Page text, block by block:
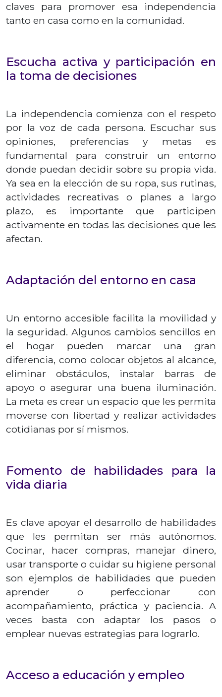
claves para promover esa independencia
tanto en casa como en la comunidad.
Escucha activa y participación en
la toma de decisiones
La independencia comienza con el respeto
por la voz de cada persona. Escuchar sus
opiniones, preferencias y metas es
fundamental para construir un entorno
donde puedan decidir sobre su propia vida.
Ya sea en la elección de su ropa, sus rutinas,
actividades recreativas o planes a largo
plazo, es importante que participen
activamente en todas las decisiones que les
afectan.
Adaptación del entorno en casa
Un entorno accesible facilita la movilidad y
la seguridad. Algunos cambios sencillos en
el hogar pueden marcar una gran
diferencia, como colocar objetos al alcance,
eliminar obstáculos, instalar barras de
apoyo o asegurar una buena iluminación.
La meta es crear un espacio que les permita
moverse con libertad y realizar actividades
cotidianas por sí mismos.
Fomento de habilidades para la
vida diaria
Es clave apoyar el desarrollo de habilidades
que les permitan ser más autónomos.
Cocinar, hacer compras, manejar dinero,
usar transporte o cuidar su higiene personal
son ejemplos de habilidades que pueden
aprender o perfeccionar con
acompañamiento, práctica y paciencia. A
veces basta con adaptar los pasos o
emplear nuevas estrategias para lograrlo.
Acceso a educación y empleo